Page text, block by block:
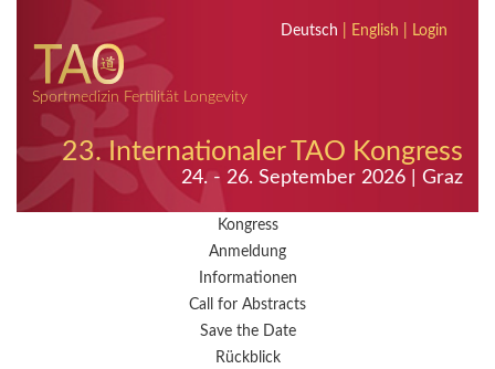
Deutsch English Login
Sportmedizin Fertilität Longevity
23. Internationaler TAO Kongress
24. - 26. September 2026 | Graz
Kongress
Anmeldung
Informationen
Call for Abstracts
Save the Date
Rückblick